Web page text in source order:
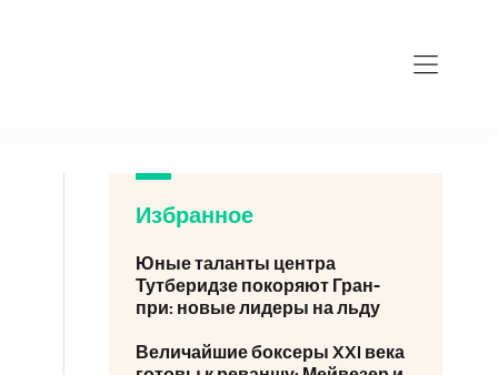
Избранное
Юные таланты центра
Тутберидзе покоряют Гран-
при: новые лидеры на льду
Величайшие боксеры XXI века